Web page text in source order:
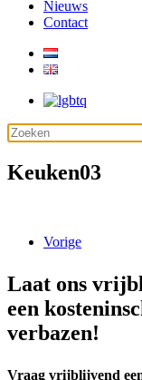
Nieuws
Contact
Keuken03
Vorige
Laat ons
een
verbazen!
Vraag vrijblijvend